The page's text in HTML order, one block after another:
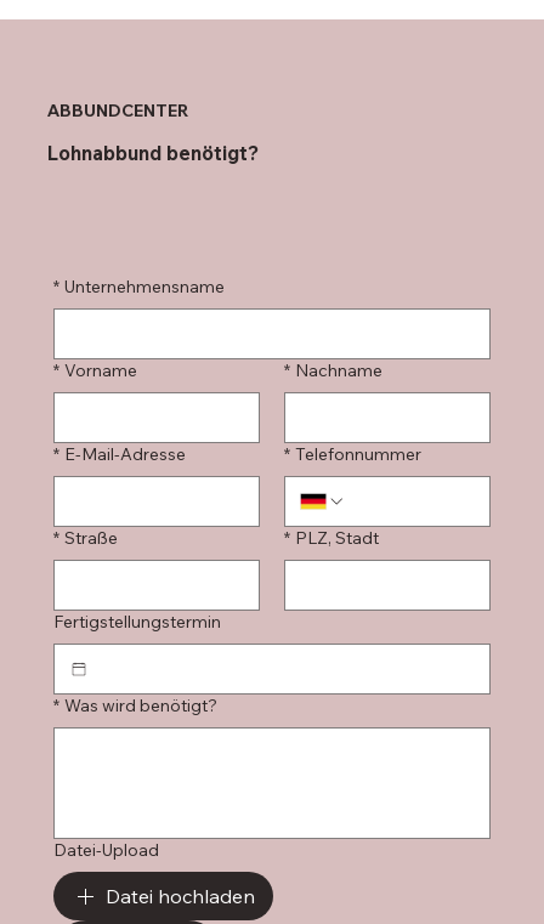
ABBUNDCENTER
Lohnabbund benötigt?
* Unternehmensname
* Vorname * Nachname
* E-Mail-Adresse * Telefonnummer
* Straße * PLZ, Stadt
Fertigstellungstermin
* Was wird benötigt?
Datei-Upload
Datei hochladen